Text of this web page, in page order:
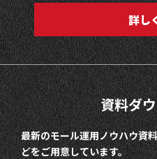
詳し
資料ダ
最新のモール運用ノウハウ資
どをご用意しています。